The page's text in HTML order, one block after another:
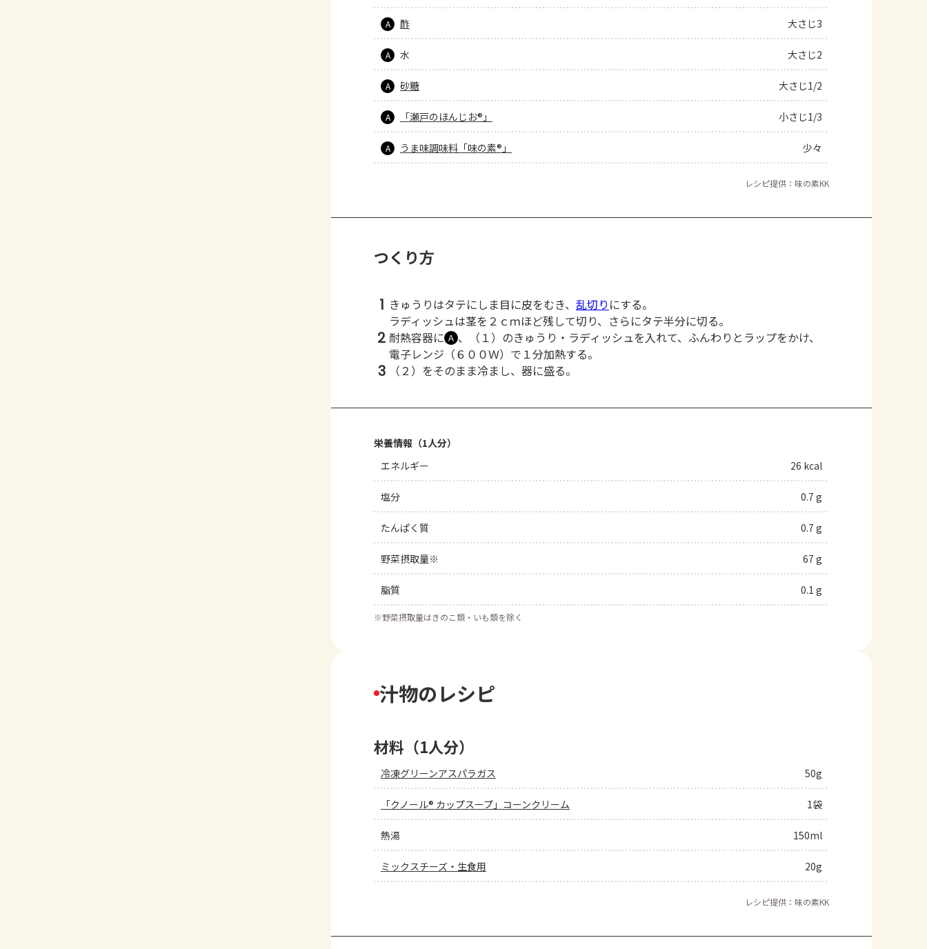
A 酢 大さじ3
A 水 大さじ2
A 砂糖 大さじ1/2
A 「瀬戸のほんじお®」 小さじ1/3
A うま味調味料「味の素®」 少々
レシピ提供：味の素KK
つくり方
1 きゅうりはタテにしま目に皮をむき、 乱切り にする。
ラディッシュは茎を２ｃｍほど残して切り、さらにタテ半分に切る。
2 耐熱容器に Ａ 、（１）のきゅうり・ラディッシュを入れて、ふんわりとラップをかけ、
電子レンジ（６００Ｗ）で１分加熱する。
3 （２）をそのまま冷まし、器に盛る。
栄養情報（1人分）
エネルギー
26 kcal
塩分 0.7 g
たんぱく質 0.7 g
野菜摂取量※ 67 g
脂質 0.1 g
※野菜摂取量はきのこ類・いも類を除く
汁物のレシピ
材料（1人分）
冷凍グリーンアスパラガス 50g
「クノール® カップスープ」コーンクリーム 1袋
熱湯 150ml
ミックスチーズ・生食用 20g
レシピ提供：味の素KK